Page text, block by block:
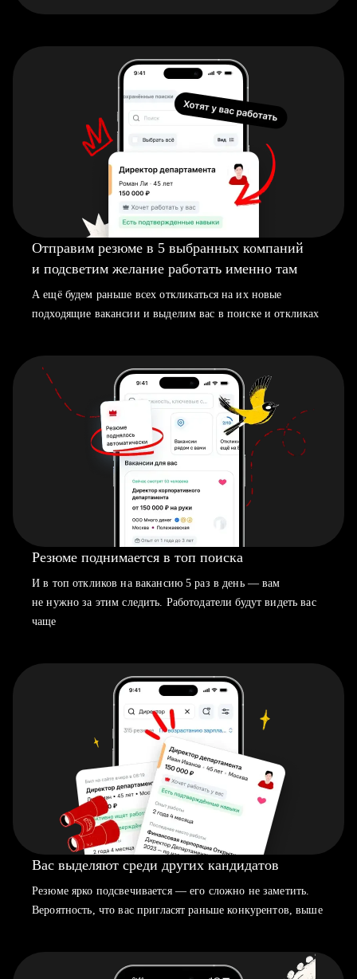
Отправим резюме в 5 выбранных компаний
и подсветим желание работать именно там
А ещё будем раньше всех откликаться на их новые
подходящие вакансии и выделим вас в поиске и откликах
Резюме поднимается в топ поиска
И в топ откликов на вакансию 5 раз в день — вам
не нужно за этим следить. Работодатели будут видеть вас
чаще
Вас выделяют среди других кандидатов
Резюме ярко подсвечивается — его сложно не заметить.
Вероятность, что вас пригласят раньше конкурентов, выше